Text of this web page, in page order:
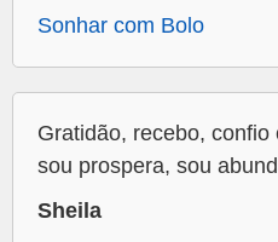
Sonhar com Bolo
Gratidão, recebo,
sou prospera, sou
Sheila